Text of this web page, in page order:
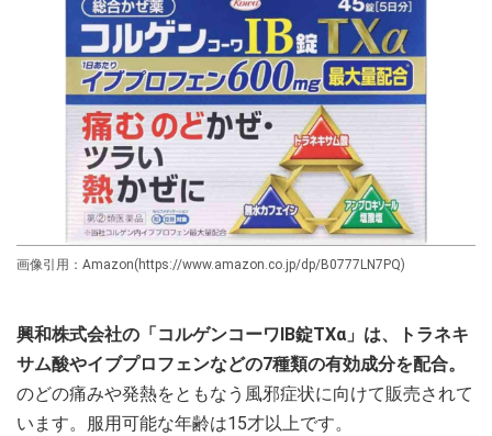
画像引用：Amazon(https://www.amazon.co.jp/dp/B0777LN7PQ)
興和株式会社の「コルゲンコーワIB錠TXα」は、トラネキ
サム酸やイブプロフェンなどの7種類の有効成分を配合。
のどの痛みや発熱をともなう風邪症状に向けて販売されて
います。服用可能な年齢は15才以上です。